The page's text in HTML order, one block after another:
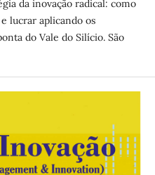
da inovação radical: como
lucrar aplicando os
do Vale do Silício. São